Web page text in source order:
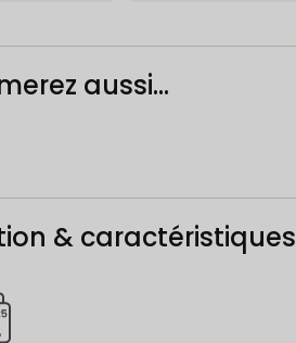
aussi...
& caractéristiques